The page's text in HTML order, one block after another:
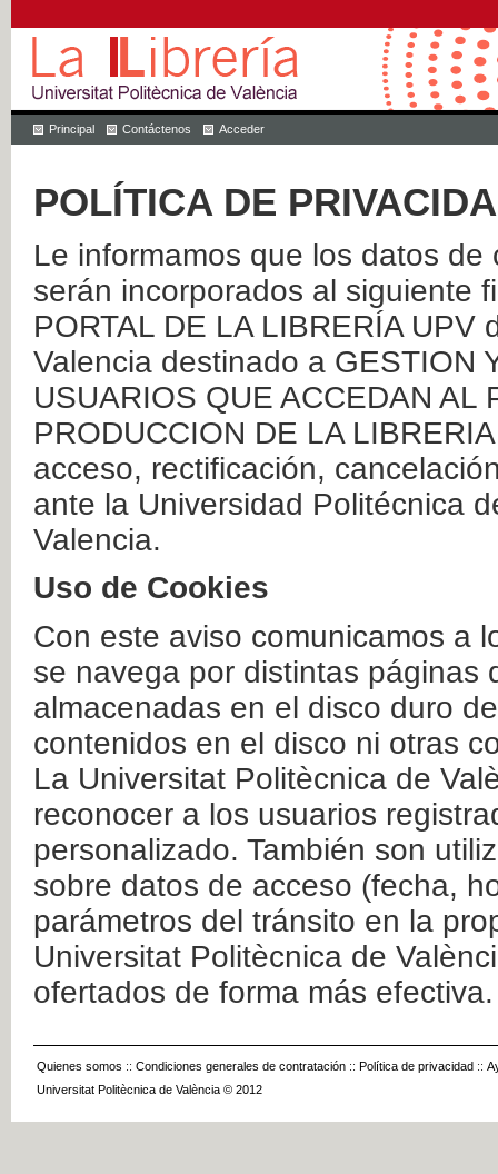
Principal Contáctenos Acceder
POLÍTICA DE
Le informamos que los datos
serán incorporados al siguiente
PORTAL DE LA LIBRERÍA
Valencia destinado a GESTION
USUARIOS QUE ACCEDAN AL
PRODUCCION DE LA
acceso, rectificación,
ante la Universidad Politécnica
Valencia.
Uso de Cookies
Con este aviso comunicamos a
se navega por distintas páginas
almacenadas en el disco duro
contenidos en el disco ni otras
La Universitat Politècnica de
reconocer a los usuarios
personalizado. También son
sobre datos de acceso (fecha,
parámetros del tránsito en la
Universitat Politècnica de
ofertados de forma más efectiva.
Quienes somos :: Condiciones generales de contratación :: Política de privacidad ::
Universitat Politècnica de València © 2012